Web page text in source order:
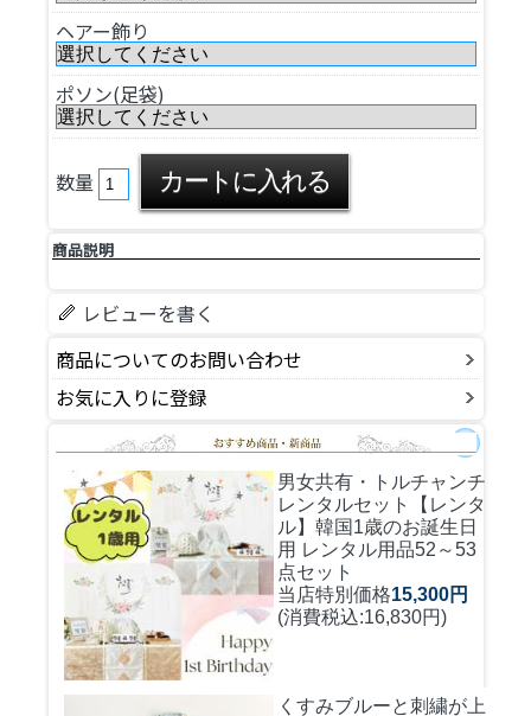
ヘアー飾り
ポソン(足袋)
数量
商品説明
レビューを書く
商品についてのお問い合わせ
お気に入りに登録
男女共有・トルチャンチ
レンタルセット
【レンタ
ル】韓国1歳のお誕生日
用 レンタル用品52～53
点セット
当店特別価格15,300円
(消費税込:16,830円)
くすみブルーと刺繍が上